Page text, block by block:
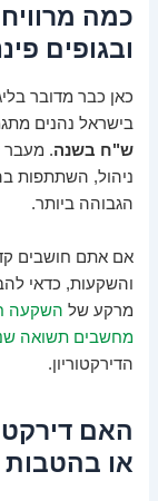
כמה
ובגופים
כאן כבר מדובר
בישראל נהנים
ש"ח בשנה. מעבר
ניהול, השתתפות
הגבוהה ביותר.
אם אתם חושבים
והשקעות, כדאי
מרקע של השקעה חכמה
מחשבים תשואה
הדירקטוריון.
האם
או